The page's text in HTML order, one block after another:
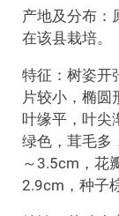
产地及分布：
在该县栽培。
特征：树姿开
片较小，椭圆
叶缘平，叶尖
绿色，茸毛多
～3.5cm，花
2.9cm，种子